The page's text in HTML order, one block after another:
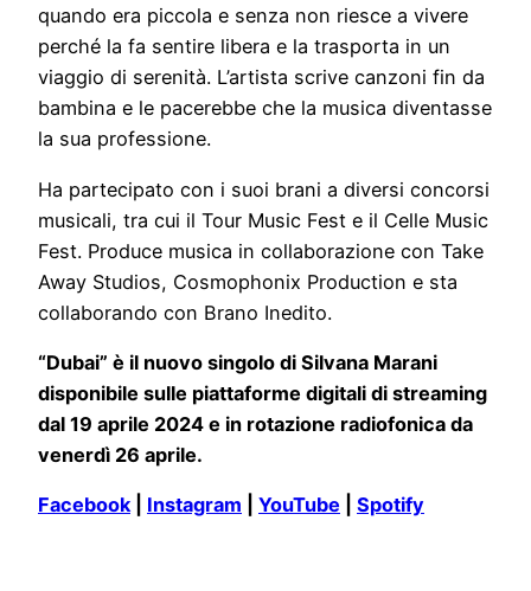
quando era piccola e senza non riesce a vivere
perché la fa sentire libera e la trasporta in un
viaggio di serenità. L’artista scrive canzoni fin da
bambina e le pacerebbe che la musica diventasse
la sua professione.
Ha partecipato con i suoi brani a diversi concorsi
musicali, tra cui il Tour Music Fest e il Celle Music
Fest. Produce musica in collaborazione con Take
Away Studios, Cosmophonix Production e sta
collaborando con Brano Inedito.
“Dubai” è il nuovo singolo di Silvana Marani
disponibile sulle piattaforme digitali di streaming
dal 19 aprile 2024 e in rotazione radiofonica da
venerdì 26 aprile.
Facebook| Instagram YouTube Spotify